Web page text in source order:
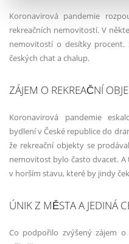
Koronavirová pandemie
rekreačních nemovitostí. V
nemovitostí o desítky
českých chat a chalup.
ZÁJEM O REKREAČNÍ
Koronavirová pandemie
bydlení v České republice do
že rekreační objekty se
nemovitost bylo často dvacet.
v horším stavu, které by jindy
ÚNIK Z MĚSTA A JEDINÁ
Co podpořilo zvýšený zájem